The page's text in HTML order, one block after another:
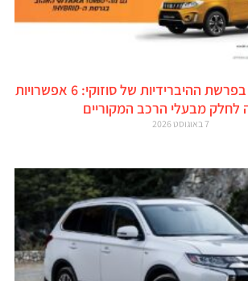
הוצג הסדר פשרה בפרשת ההיברידיות של סוזוקי: 6 אפשרויות
לחלק מבעלי הרכב המקוריים
7 באוגוסט 2026